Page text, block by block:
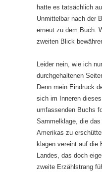
hatte es tatsächlich
Unmittelbar nach der
erneut zu dem Buch.
zweiten Blick
Leider nein, wie ich
durchgehaltenen
Denn mein Eindruck
sich im Inneren
umfassenden Buchs
Sammelklage, die
Amerikas zu
klagen vereint auf die
Landes, das doch
zweite Erzählstrang